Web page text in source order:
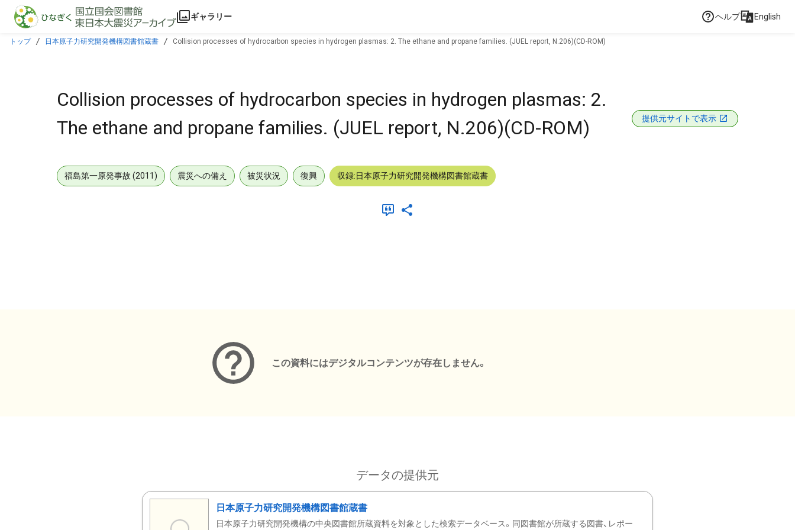
本文に飛ぶ
ギャラリー ヘルプ English
トップ 日本原子力研究開発機構図書館蔵書 Collision processes of hydrocarbon species in hydrogen plasmas: 2. The ethane and propane families. (JUEL report, N.206)(CD-ROM)
Collision processes of hydrocarbon species in hydrogen plasmas: 2.
The ethane and propane families. (JUEL report, N.206)(CD-ROM)
提供元サイトで表示
福島第一原発事故 (2011) 震災への備え 被災状況 復興 収録:日本原子力研究開発機構図書館蔵書
この資料にはデジタルコンテンツが存在しません。
データの提供元
日本原子力研究開発機構図書館蔵書
日本原子力研究開発機構の中央図書館所蔵資料を対象とした検索データベース。同図書館が所蔵する図書、レポー